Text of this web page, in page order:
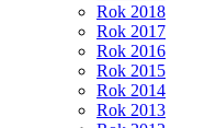
Rok 2018
Rok 2017
Rok 2016
Rok 2015
Rok 2014
Rok 2013